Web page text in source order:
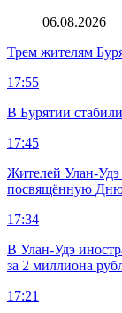
06.08.2026
Трем жителям
17:55
В Бурятии
17:45
Жителей Улан-Удэ
посвящённую Дню
17:34
В Улан-Удэ
за 2 миллиона
17:21